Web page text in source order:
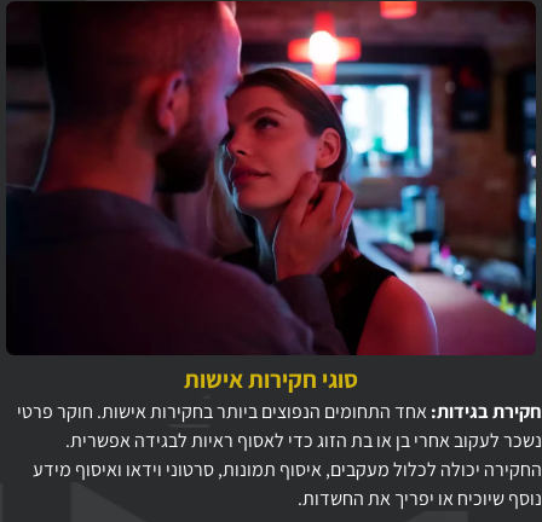
סוגי חקירות אישות
חקירת בגידות: אחד התחומים הנפוצים ביותר בחקירות אישות. חוקר פרטי
נשכר לעקוב אחרי בן או בת הזוג כדי לאסוף ראיות לבגידה אפשרית.
החקירה יכולה לכלול מעקבים, איסוף תמונות, סרטוני וידאו ואיסוף מידע
נוסף שיוכיח או יפריך את החשדות.